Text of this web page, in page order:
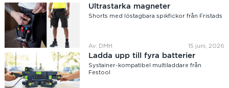
Ultrastarka magneter
Shorts med löstagbara spikfickor från Fristads
Av: DMH 15 juni, 2026
Ladda upp till fyra batterier
Systainer-kompatibel multiladdare från
Festool